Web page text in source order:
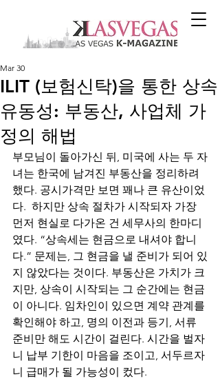
ILIT (보험신탁)을 통한 상속
유동성: 부동산, 사업체 가
정의 해법
Mar 30
부모님이 돌아가신 뒤, 미국에 사는 두 자
녀는 한국에 남겨진 부동산을 정리하려
했다. 공시가격만 보면 꽤나 큰 유산이었
다.  하지만 상속 절차가 시작되자 가장
먼저 현실로 다가온 건 세무사의 한마디
였다. “상속세는 현금으로 내셔야 합니
다.” 문제는, 그 현금을 낼 준비가 되어 있
지 않았다는 것이다. 부동산은 가치가 크
지만, 상속이 시작되는 그 순간에는 현금
이 아니다. 임차인이 있으면 계약 관계를
확인해야 하고, 명의 이전과 등기, 서류
준비만 해도 시간이 걸린다. 시간을 벌자
니 납부 기한이 마음을 조이고, 서두르자
니 급매가 될 가능성이 컸다.